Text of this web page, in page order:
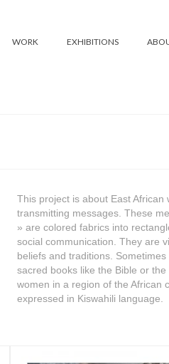
WORK EXHIBITIONS
This project is about East
transmitting messages. These
» are colored fabrics into
social communication. They are
beliefs and traditions.
sacred books like the Bible or
women in a region of the African
expressed in Kiswahili language.